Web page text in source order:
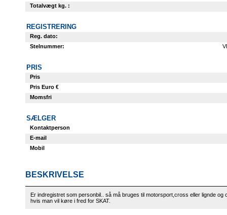
Totalvægt kg. :
REGISTRERING
Reg. dato:
Stelnummer:
PRIS
Pris
Pris Euro €
Momsfri
SÆLGER
Kontaktperson
E-mail
Mobil
BESKRIVELSE
Er indregistret som personbil.. så må bruges til motorsport,cross eller lignde og
hvis man vil køre i fred for SKAT.